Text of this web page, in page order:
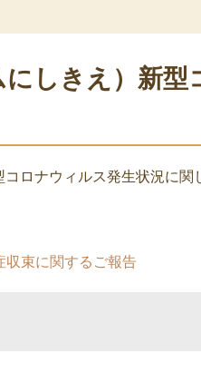
にしきえ）新
ロナウィルス発生状況に関
束に関するご報告